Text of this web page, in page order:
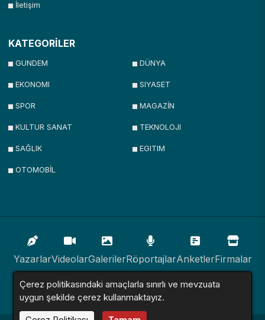
İletişim
KATEGORİLER
GUNDEM DÜNYA
EKONOMI SIYASET
SPOR MAGAZİN
KULTUR SANAT TEKNOLOJI
SAĞLIK EGITIM
OTOMOBİL
YazarlarVideolarGalerilerRöportajlarAnketlerFirmalar
İlanlarResmi İlanlarSitemap
Çerez politikasındaki amaçlarla sınırlı ve mevzuata
uygun şekilde çerez kullanmaktayız.